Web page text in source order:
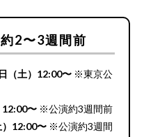
2〜3週間前
（土）12:00〜 ※東京公
〜 ※公演約3週間前
12:00〜 ※公演約3週間